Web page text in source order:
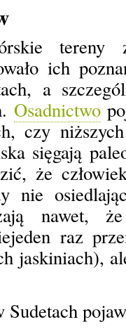
tereny
ich
a
Osadnictwo
czy
sięgają
że
nie
nawet,
raz
jaskiniach),
Sudetach